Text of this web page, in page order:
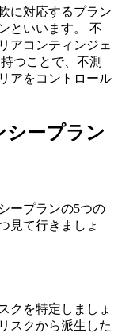
に対応するプラン
といいます。
不
アコンティンジェ
つことで、不測
アをコントロール
シープラン
ープランの5つの
見て行きましょ
クを特定しましょ
スクから派生した